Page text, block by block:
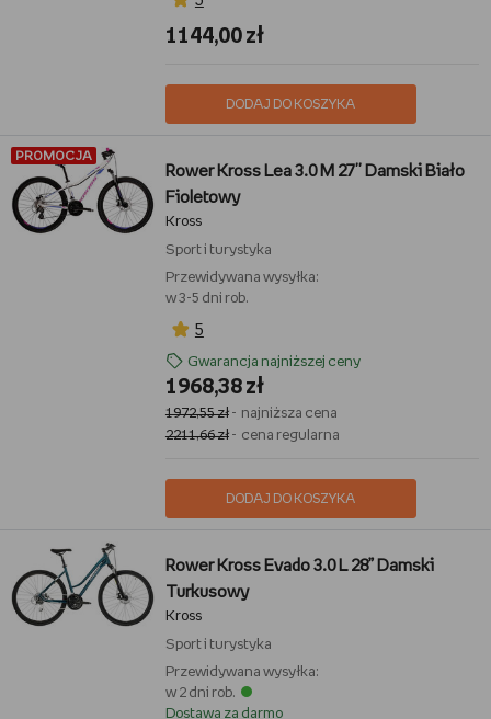
1144,00 zł
DODAJ DO KOSZYKA
PROMOCJA
Rower Kross Lea 3.0 M 27'' Damski Biało
Fioletowy
Kross
Sport i turystyka
Przewidywana wysyłka:
w 3-5 dni rob.
5
Gwarancja najniższej ceny
1968,38 zł
1972,55 zł- najniższa cena
2211,66 zł- cena regularna
DODAJ DO KOSZYKA
Rower Kross Evado 3.0 L 28” Damski
Turkusowy
Kross
Sport i turystyka
Przewidywana wysyłka:
w 2 dni rob.
Dostawa za darmo